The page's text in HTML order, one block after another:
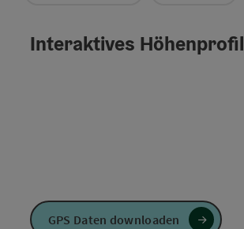
Interaktives Höhenprofil
GPS Daten downloaden